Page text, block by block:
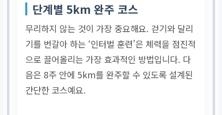
단계별 5km 완주 코스
무리하지 않는 것이 가장 중요해요. 걷기와 달리
기를 번갈아 하는 ‘인터벌 훈련’은 체력을 점진적
으로 끌어올리는 가장 효과적인 방법입니다. 다
음은 8주 안에 5km를 완주할 수 있도록 설계된
간단한 코스예요.